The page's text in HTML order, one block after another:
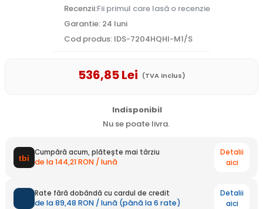
Recenzii:Fii primul care lasă o recenzie
Garantie: 24 luni
Cod produs: IDS-7204HQHI-M1/S
536,85Lei (TVA inclus)
Indisponibil
Nu se poate livra.
Cumpără acum, plătește mai târziu
de la 144,21 RON / lună
Detalii
aici
Rate fără dobândă cu cardul de credit
de la 89,48 RON / lună (până la 6 rate)
Detalii
aici